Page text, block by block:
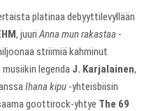
platinaa debyyttilevyllään
, juuriAnna mun rakastaa -
striimiä kahminut
legenda J. Karjalainen,
Ihana kipu -yhteisbiisin
goottirock-yhtye The 69